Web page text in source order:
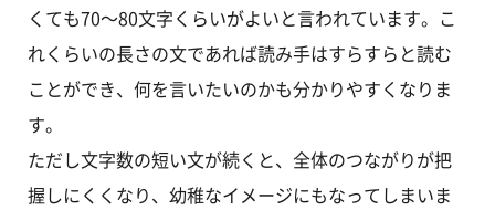
くても70～80文字くらいがよいと言われています。こ
れくらいの長さの文であれば読み手はすらすらと読む
ことができ、何を言いたいのかも分かりやすくなりま
す。
ただし文字数の短い文が続くと、全体のつながりが把
握しにくくなり、幼稚なイメージにもなってしまいま